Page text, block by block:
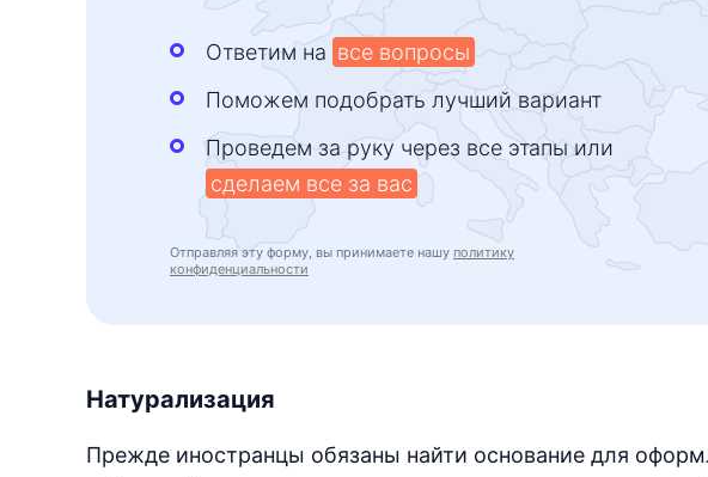
Ответим на все вопросы
Поможем подобрать лучший вариант
Проведем за руку через все этапы или
сделаем все за вас
Отправляя эту форму, вы принимаете нашу политику
конфиденциальности
Натурализация
Прежде иностранцы обязаны найти основание для